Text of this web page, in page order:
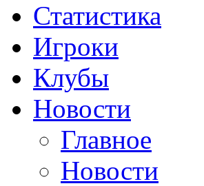
Статистика
Игроки
Клубы
Новости
Главное
Новости